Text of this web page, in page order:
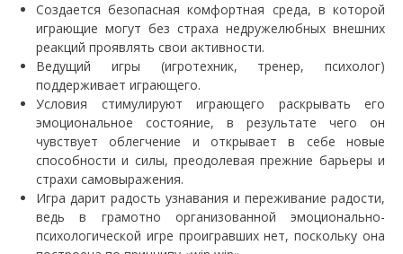
Создается безопасная комфортная среда, в которой
играющие могут без страха недружелюбных внешних
реакций проявлять свои активности.
Ведущий игры (игротехник, тренер, психолог)
поддерживает играющего.
Условия стимулируют играющего раскрывать его
эмоциональное состояние, в результате чего он
чувствует облегчение и открывает в себе новые
способности и силы, преодолевая прежние барьеры и
страхи самовыражения.
Игра дарит радость узнавания и переживание радости,
ведь в грамотно организованной эмоционально-
психологической игре проигравших нет, поскольку она